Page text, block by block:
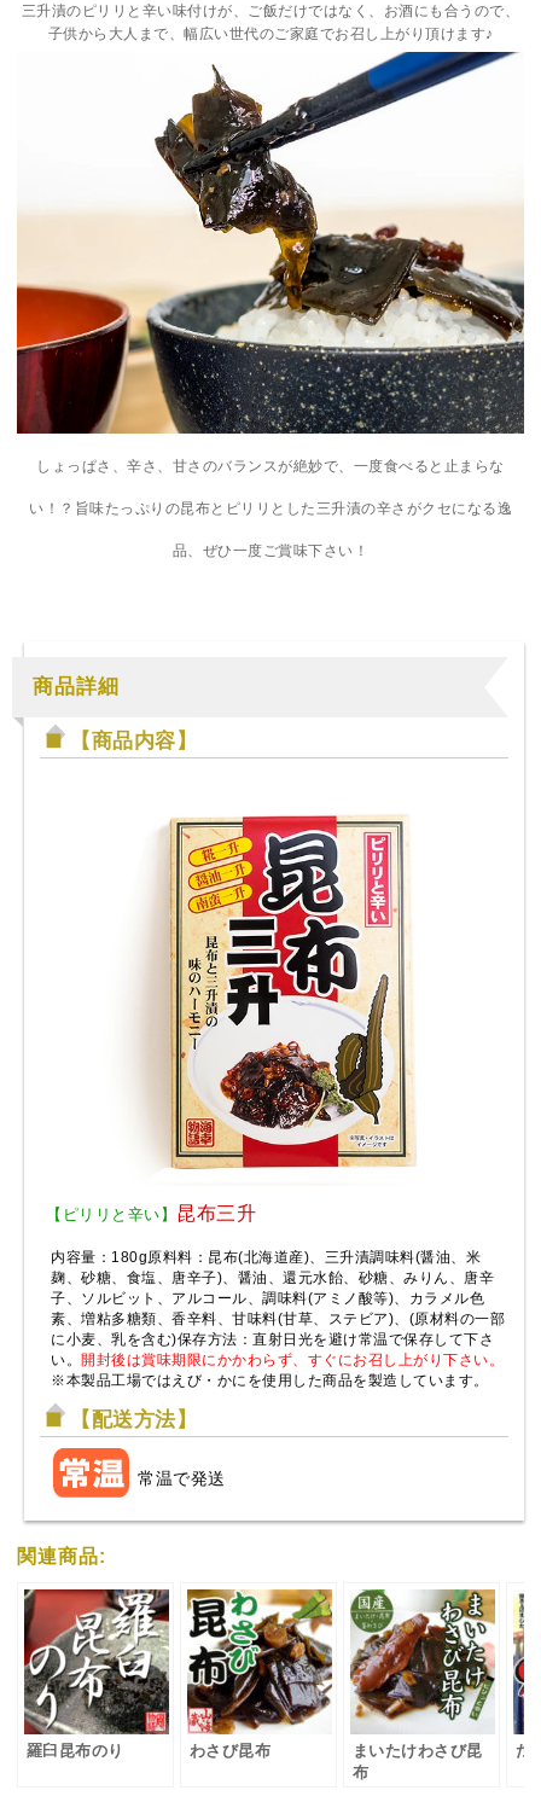
三升漬のピリリと辛い味付けが、ご飯だけではなく、お酒にも合うので、
子供から大人まで、幅広い世代のご家庭でお召し上がり頂けます♪
しょっぱさ、辛さ、甘さのバランスが絶妙で、一度食べると止まらな
い！？旨味たっぷりの昆布とピリリとした三升漬の辛さがクセになる逸
品、ぜひ一度ご賞味下さい！
商品詳細
【商品内容】
【ピリリと辛い】 昆布三升
内容量：180g原料料：昆布(北海道産)、三升漬調味料(醤油、米
麹、砂糖、食塩、唐辛子)、醤油、還元水飴、砂糖、みりん、唐辛
子、ソルビット、アルコール、調味料(アミノ酸等)、カラメル色
素、増粘多糖類、香辛料、甘味料(甘草、ステビア)、(原材料の一部
に小麦、乳を含む)保存方法：直射日光を避け常温で保存して下さ
い。開封後は賞味期限にかかわらず、すぐにお召し上がり下さい。
※本製品工場ではえび・かにを使用した商品を製造しています。
【配送方法】
常温で発送
関連商品:
羅臼昆布のり わさび昆布
まいたけわさび昆
布
た